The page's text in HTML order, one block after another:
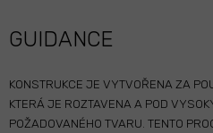
GUIDANCE
KONSTRUKCE JE VYTVOŘENA ZA
KTERÁ JE ROZTAVENA A POD
POŽADOVANÉHO TVARU. TENTO